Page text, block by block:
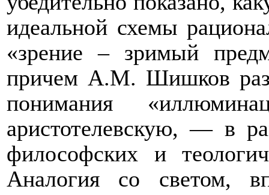
идеальной схемы
«зрение – зримый
причем А.М. Шишков
понимания
аристотелевскую, — в
философских и
Аналогия со светом,